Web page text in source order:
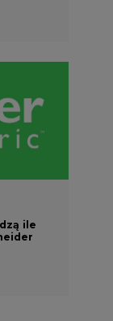
ile